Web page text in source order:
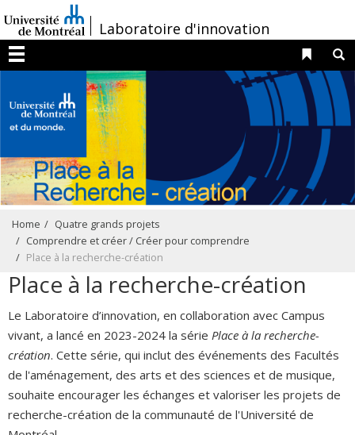
au
contenu
/Laboratoire d'innovation
Menu
Liens
Home
Quatre grands projets
Comprendre et créer / Créer pour comprendre
Place à la recherche-création
Place à la recherche-création
Le Laboratoire d’innovation, en collaboration avec Campus
vivant, a lancé en 2023-2024 la série Place à la recherche-
création. Cette série, qui inclut des événements des Facultés
de l'aménagement, des arts et des sciences et de musique,
souhaite encourager les échanges et valoriser les projets de
recherche-création de la communauté de l'Université de